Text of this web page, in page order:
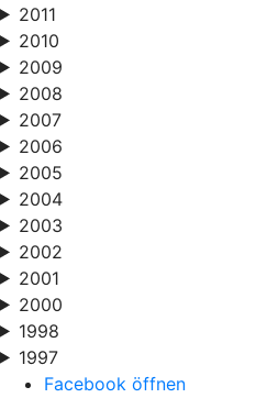
2011
2010
2009
2008
2007
2006
2005
2004
2003
2002
2001
2000
1998
1997
Facebook öffnen